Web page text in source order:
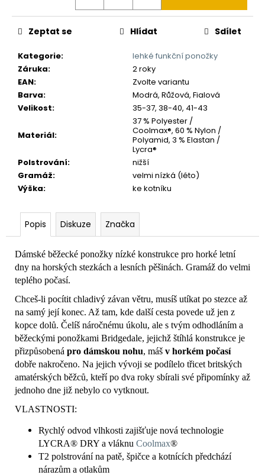
Kategorie:
lehké funkční ponožky
Záruka:
2 roky
EAN:
Zvolte variantu
Barva:
Modrá, Růžová, Fialová
Velikost: 35-37, 38-40, 41-43
Materiál:
37 % Polyester /
Coolmax®, 60 % Nylon /
Polyamid, 3 % Elastan /
Lycra®
Polstrování:
nižší
Gramáž:
velmi nízká (léto)
Výška: ke kotníku
Zeptat se Hlídat Sdílet
Popis Diskuze Značka
Dámské běžecké ponožky nízké konstrukce pro horké letní
dny na horských stezkách a lesních pěšinách. Gramáž do velmi
teplého počasí.
Chceš-li pocítit chladivý závan větru, musíš utíkat po stezce až
na samý její konec. Až tam, kde další cesta povede už jen z
kopce dolů. Čelíš náročnému úkolu, ale s tvým odhodláním a
běžeckými ponožkami Bridgedale, jejichž štíhlá konstrukce je
přizpůsobená pro dámskou nohu, máš v horkém počasí
dobře nakročeno. Na jejich vývoji se podílelo třicet britských
amatérských běžců, kteří po dva roky sbírali své připomínky až
jednoho dne již nebylo co vytknout.
VLASTNOSTI:
Rychlý odvod vlhkosti zajišťuje nová technologie
LYCRA® DRY a vláknu Coolmax®
T2 polstrování na patě, špičce a kotnících předchází
nárazům a otlakům